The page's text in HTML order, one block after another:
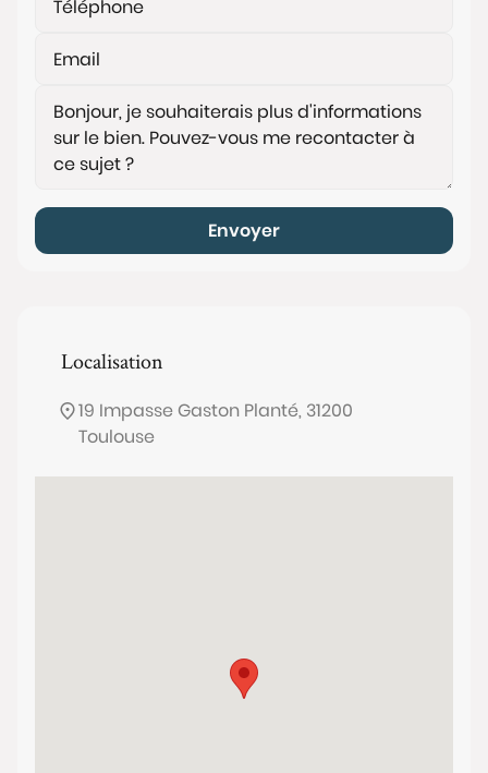
Envoyer
Localisation
19 Impasse Gaston Planté, 31200
Toulouse